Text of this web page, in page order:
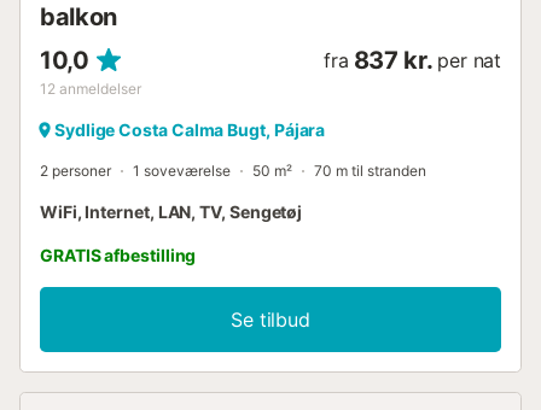
balkon
10,0
12 anmeldelser
fra 837 kr. per nat
Sydlige Costa Calma Bugt, Pájara
2 personer 1 soveværelse 50 m² 70 m til stranden
WiFi, Internet, LAN, TV, Sengetøj
GRATIS afbestilling
Se tilbud